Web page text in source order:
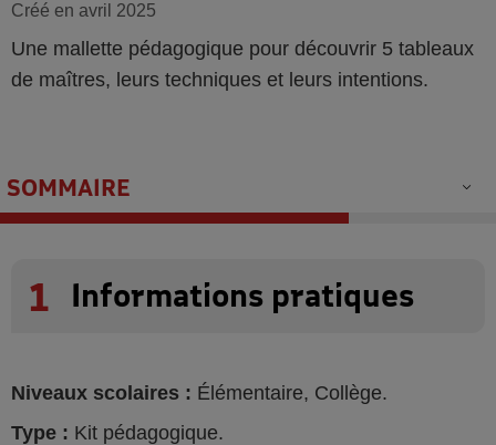
Créé en avril 2025
Une mallette pédagogique pour découvrir 5 tableaux
de maîtres, leurs techniques et leurs intentions.
SOMMAIRE
1 Informations pratiques
Niveaux scolaires : Élémentaire, Collège.
Type : Kit pédagogique.